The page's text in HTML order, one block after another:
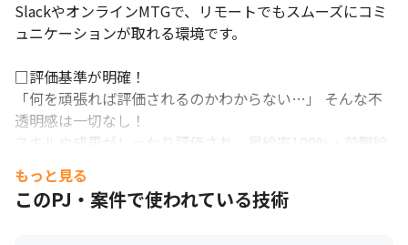
SlackやオンラインMTGで、リモートでもスムーズにコミ
ュニケーションが取れる環境です。
□評価基準が明確！
「何を頑張れば評価されるのかわからない…」 そんな不
透明感は一切なし！
スキルや成果がしっかり評価され、昇給率100%・前職給
与保証を実現！
【教育・研修制度】
もっと見る
このPJ・案件で使われている技術